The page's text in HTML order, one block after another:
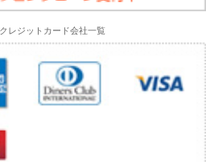
レジットカード会社一覧